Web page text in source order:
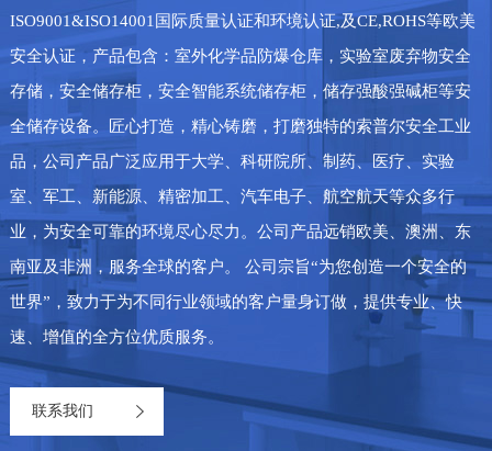
ISO9001&ISO14001国际质量认证和环境认证,及CE,ROHS等欧美
安全认证，产品包含：室外化学品防爆仓库，实验室废弃物安全
存储，安全储存柜，安全智能系统储存柜，储存强酸强碱柜等安
全储存设备。匠心打造，精心铸磨，打磨独特的索普尔安全工业
品，公司产品广泛应用于大学、科研院所、制药、医疗、实验
室、军工、新能源、精密加工、汽车电子、航空航天等众多行
业，为安全可靠的环境尽心尽力。公司产品远销欧美、澳洲、东
南亚及非洲，服务全球的客户。 公司宗旨“为您创造一个安全的
世界”，致力于为不同行业领域的客户量身订做，提供专业、快
速、增值的全方位优质服务。
联系我们